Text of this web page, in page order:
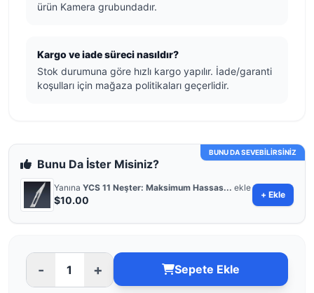
ürün Kamera grubundadır.
Kargo ve iade süreci nasıldır?
Stok durumuna göre hızlı kargo yapılır. İade/garanti
koşulları için mağaza politikaları geçerlidir.
BUNU DA SEVEBİLİRSİNİZ
Bunu Da İster Misiniz?
Yanına YCS 11 Neşter: Maksimum Hassas... ekle
$10.00 + Ekle
- + Sepete Ekle